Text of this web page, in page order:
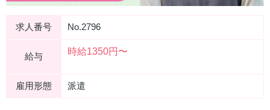
求人番号 No.2796
給与 時給1350円〜
雇用形態 派遣